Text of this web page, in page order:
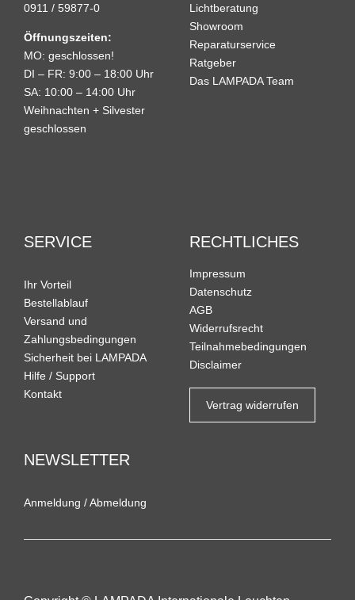
0911 / 59877-0
Öffnungszeiten:
MO: geschlossen!
DI – FR: 9:00 – 18:00 Uhr
SA: 10:00 – 14:00 Uhr
Weihnachten + Silvester
geschlossen
Lichtberatung
Showroom
Reparaturservice
Ratgeber
Das LAMPADA Team
SERVICE
Ihr Vorteil
Bestellablauf
Versand und
Zahlungsbedingungen
Sicherheit bei LAMPADA
Hilfe / Support
Kontakt
RECHTLICHES
Impressum
Datenschutz
AGB
Widerrufsrecht
Teilnahmebedingungen
Disclaimer
Vertrag widerrufen
NEWSLETTER
Anmeldung /Abmeldung